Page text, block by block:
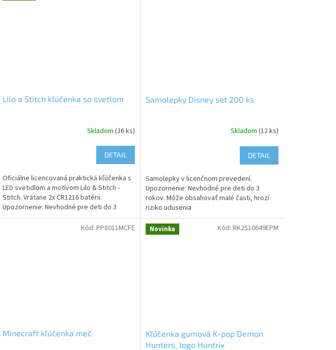
Lilo a Stitch kľúčenka so svetlom
Skladom (36 ks)
DETAIL
Oficiálne licencovaná praktická kľúčenka s
LED svetidlom a motívom Lilo & Stitch -
Stitch. Vrátane 2x CR1216 batérii.
Upozornenie: Nevhodné pre deti do 3
rokov. Obsahuje...
Samolepky Disney set 200 ks
Skladom (12 ks)
DETAIL
Samolepky v licenčnom prevedení.
Upozornenie: Nevhodné pre deti do 3
rokov. Môže obsahovať malé časti, hrozí
riziko udusenia
Minecraft kľúčenka meč
Kód: PP8011MCFE Novinka
Kľúčenka gumová K-pop Demon
Hunters, logo Huntrix
Kód: RK2510649EPM